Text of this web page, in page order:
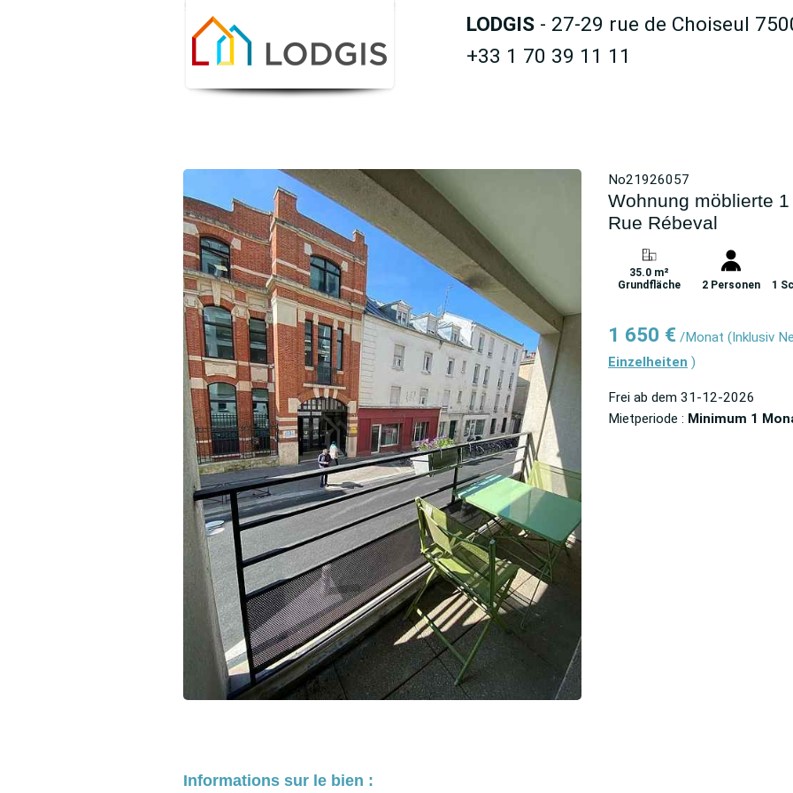
LODGIS- 27-29 rue de Choiseul
+33 1 70 39 11 11
No21926057
Wohnung möblierte
Rue Rébeval
35.0 m²
Grundfläche
2 Personen 1
1 650 € /Monat (Inklusiv
Einzelheiten )
Frei ab dem 31-12-2026
Mietperiode : Minimum 1
Informations sur le bien :